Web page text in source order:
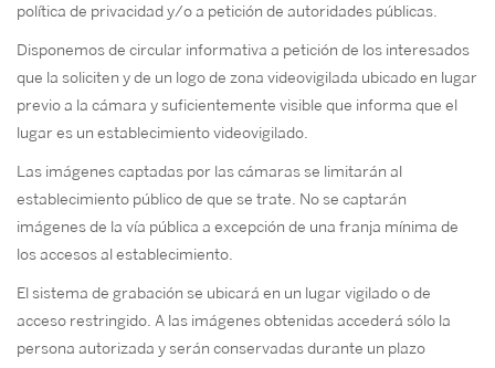
política de privacidad y/o a petición de autoridades públicas.
Disponemos de circular informativa a petición de los interesados
que la soliciten y de un logo de zona videovigilada ubicado en lugar
previo a la cámara y suficientemente visible que informa que el
lugar es un establecimiento videovigilado.
Las imágenes captadas por las cámaras se limitarán al
establecimiento público de que se trate. No se captarán
imágenes de la vía pública a excepción de una franja mínima de
los accesos al establecimiento.
El sistema de grabación se ubicará en un lugar vigilado o de
acceso restringido. A las imágenes obtenidas accederá sólo la
persona autorizada y serán conservadas durante un plazo